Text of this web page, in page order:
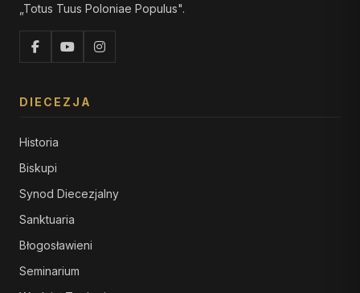
„Totus Tuus Poloniae Populus".
DIECEZJA
Historia
Biskupi
Synod Diecezjalny
Sanktuaria
Błogosławieni
Seminarium